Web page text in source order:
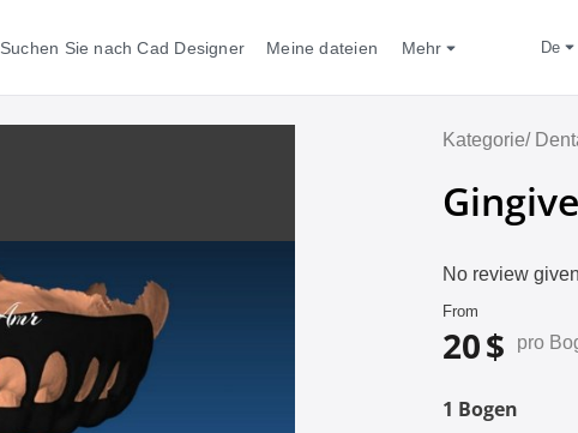
Suchen Sie nach Cad Designer Meine dateien Mehr de
Kategorie/
No review
From
20 $ pro
1 Bogen